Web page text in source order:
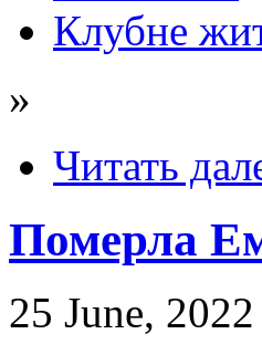
Клубне
»
Читать
Померла
25 June, 2022